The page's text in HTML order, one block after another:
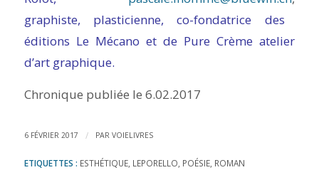
graphiste, plasticienne, co-fondatrice des
éditions Le Mécano et de Pure Crème atelier
d’art graphique.
Chronique publiée le 6.02.2017
6 FÉVRIER 2017 / PAR VOIELIVRES
ETIQUETTES : ESTHÉTIQUE, LEPORELLO POÉSIE, ROMAN